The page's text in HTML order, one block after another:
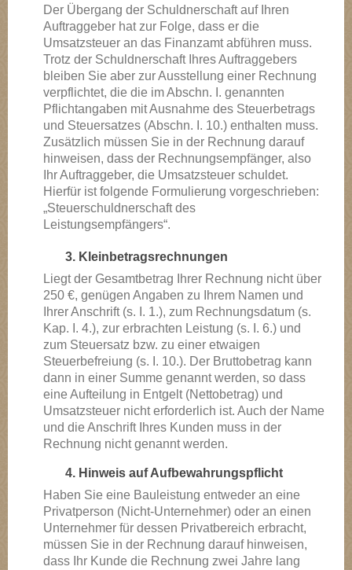
Der Übergang der Schuldnerschaft auf Ihren
Auftraggeber hat zur Folge, dass er die
Umsatzsteuer an das Finanzamt abführen muss.
Trotz der Schuldnerschaft Ihres Auftraggebers
bleiben Sie aber zur Ausstellung einer Rechnung
verpflichtet, die die im Abschn. I. genannten
Pflichtangaben mit Ausnahme des Steuerbetrags
und Steuersatzes (Abschn. I. 10.) enthalten muss.
Zusätzlich müssen Sie in der Rechnung darauf
hinweisen, dass der Rechnungsempfänger, also
Ihr Auftraggeber, die Umsatzsteuer schuldet.
Hierfür ist folgende Formulierung vorgeschrieben:
„Steuerschuldnerschaft des
Leistungsempfängers“.
3. Kleinbetragsrechnungen
Liegt der Gesamtbetrag Ihrer Rechnung nicht über
250 €, genügen Angaben zu Ihrem Namen und
Ihrer Anschrift (s. I. 1.), zum Rechnungsdatum (s.
Kap. I. 4.), zur erbrachten Leistung (s. I. 6.) und
zum Steuersatz bzw. zu einer etwaigen
Steuerbefreiung (s. I. 10.). Der Bruttobetrag kann
dann in einer Summe genannt werden, so dass
eine Aufteilung in Entgelt (Nettobetrag) und
Umsatzsteuer nicht erforderlich ist. Auch der Name
und die Anschrift Ihres Kunden muss in der
Rechnung nicht genannt werden.
4. Hinweis auf Aufbewahrungspflicht
Haben Sie eine Bauleistung entweder an eine
Privatperson (Nicht-Unternehmer) oder an einen
Unternehmer für dessen Privatbereich erbracht,
müssen Sie in der Rechnung darauf hinweisen,
dass Ihr Kunde die Rechnung zwei Jahre lang